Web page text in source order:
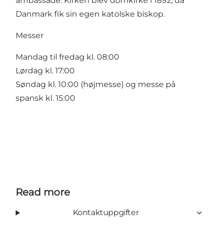
Danmark fik sin egen katolske biskop.
Messer
Mandag til fredag kl. 08:00
Lørdag kl. 17:00
Søndag kl. 10:00 (højmesse) og messe på
spansk kl. 15:00
Read more
Kontaktuppgifter